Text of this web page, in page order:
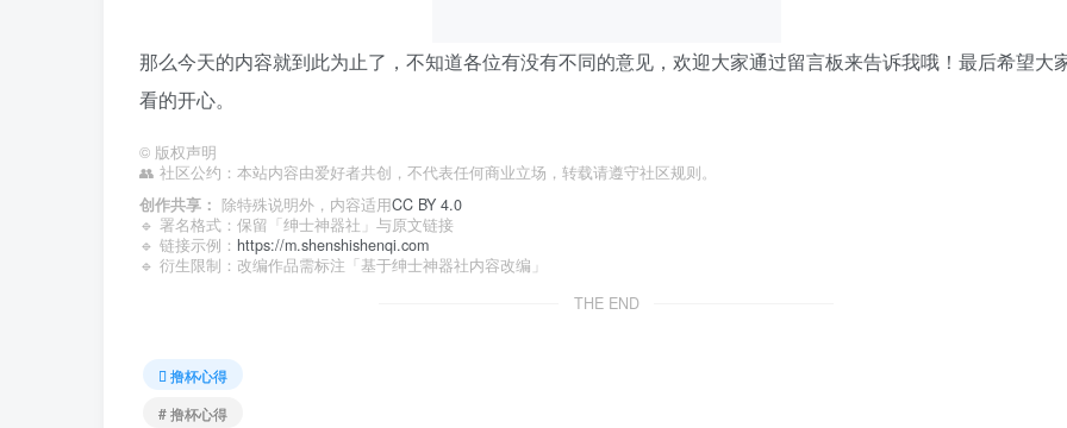
那么今天的内容就到此为止了，不知道各位有没有不同的意见，欢迎大家通过留言板来告诉我哦！最后希望大
看的开心。
© 版权声明
👥 社区公约：本站内容由爱好者共创，不代表任何商业立场，转载请遵守社区规则。
创作共享： 除特殊说明外，内容适用CC BY 4.0
🔹 署名格式：保留「绅士神器社」与原文链接
🔹 链接示例： https://m.shenshishenqi.com
🔹 衍生限制：改编作品需标注「基于绅士神器社内容改编」
THE END
撸杯心得
# 撸杯心得